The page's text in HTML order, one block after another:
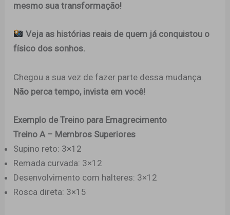
mesmo sua transformação!
Veja as histórias reais de quem já conquistou o
físico dos sonhos.
Chegou a sua vez de fazer parte dessa mudança.
Não perca tempo, invista em você!
Exemplo de Treino para Emagrecimento
Treino A – Membros Superiores
Supino reto: 3×12
Remada curvada: 3×12
Desenvolvimento com halteres: 3×12
Rosca direta: 3×15